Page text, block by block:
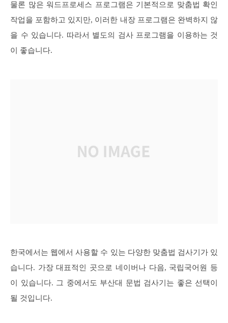
물론 많은 워드프로세스 프로그램은 기본적으로 맞춤법 확인
작업을 포함하고 있지만, 이러한 내장 프로그램은 완벽하지 않
을 수 있습니다. 따라서 별도의 검사 프로그램을 이용하는 것
이 좋습니다.
한국에서는 웹에서 사용할 수 있는 다양한 맞춤법 검사기가 있
습니다. 가장 대표적인 곳으로 네이버나 다음, 국립국어원 등
이 있습니다. 그 중에서도 부산대 문법 검사기는 좋은 선택이
될 것입니다.